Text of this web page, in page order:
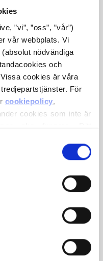
”vi”, ”oss”, ”vår”)
vår webbplats. Vi
nödvändiga
och
cookies är våra
För
cookiepolicy.
cookies som inte är
ska fungera. Ditt
får behandla dina
återkalla ditt samtycke
hittar information om
FOR OLIVE